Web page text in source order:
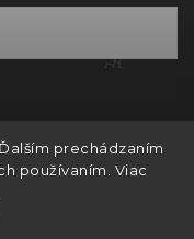
prechádzaním
používaním. Viac